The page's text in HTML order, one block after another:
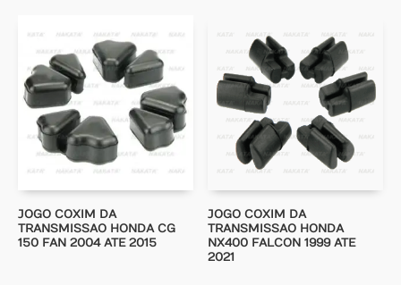
JOGO COXIM DA
TRANSMISSAO HONDA CG
150 FAN 2004 ATE 2015
JOGO COXIM DA
TRANSMISSAO HONDA
NX400 FALCON 1999 ATE
2021